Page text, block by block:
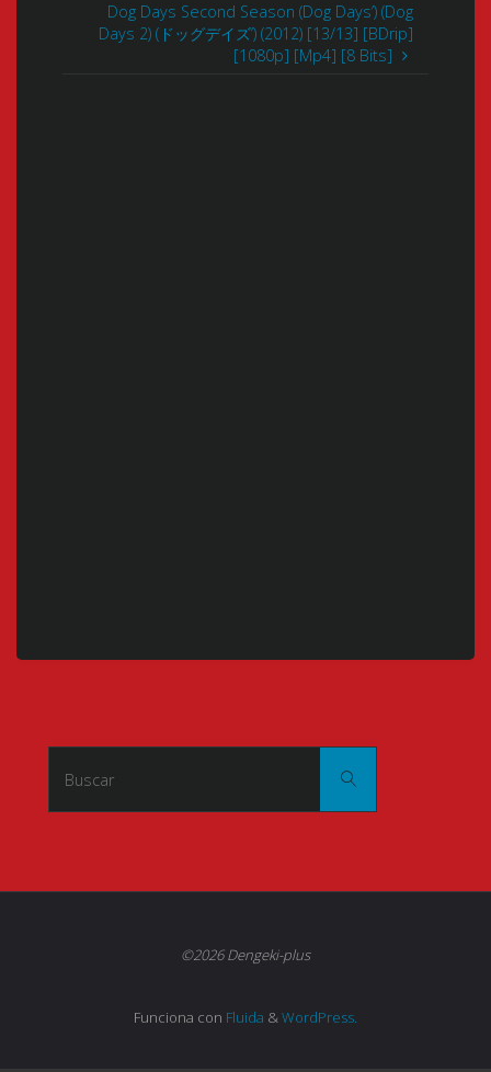
Dog Days Second Season (Dog Days’) (Dog
Days 2) (ドッグデイズ’) (2012) [13/13] [BDrip]
[1080p] [Mp4] [8 Bits]
Buscar
©2026 Dengeki-plus
Funciona con Fluida &WordPress.